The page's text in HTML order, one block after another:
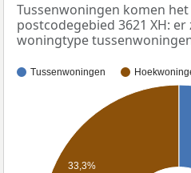
Tussenwoningen komen
postcodegebied 3621 XH:
woningtype
Tussenwoningen
33,3%